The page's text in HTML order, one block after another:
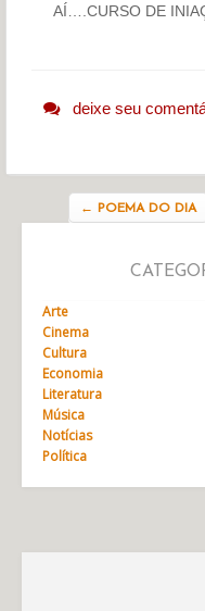
AÍ….CURSO DE
deixe seu
← POEMA DO DIA
Arte
Cinema
Cultura
Economia
Literatura
Música
Notícias
Política